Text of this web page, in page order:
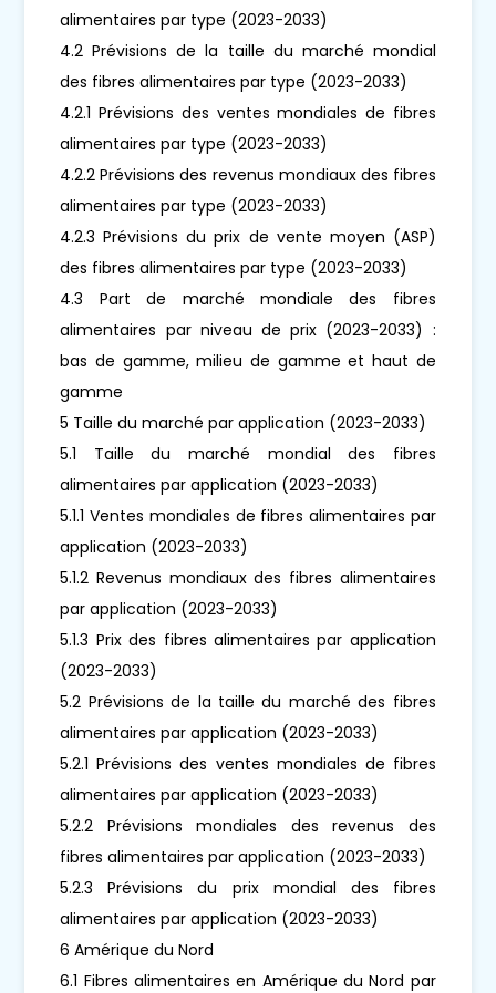
alimentaires par type (2023-2033)
4.2 Prévisions de la taille du marché mondial
des fibres alimentaires par type (2023-2033)
4.2.1 Prévisions des ventes mondiales de fibres
alimentaires par type (2023-2033)
4.2.2 Prévisions des revenus mondiaux des fibres
alimentaires par type (2023-2033)
4.2.3 Prévisions du prix de vente moyen (ASP)
des fibres alimentaires par type (2023-2033)
4.3 Part de marché mondiale des fibres
alimentaires par niveau de prix (2023-2033) :
bas de gamme, milieu de gamme et haut de
gamme
5 Taille du marché par application (2023-2033)
5.1 Taille du marché mondial des fibres
alimentaires par application (2023-2033)
5.1.1 Ventes mondiales de fibres alimentaires par
application (2023-2033)
5.1.2 Revenus mondiaux des fibres alimentaires
par application (2023-2033)
5.1.3 Prix des fibres alimentaires par application
(2023-2033)
5.2 Prévisions de la taille du marché des fibres
alimentaires par application (2023-2033)
5.2.1 Prévisions des ventes mondiales de fibres
alimentaires par application (2023-2033)
5.2.2 Prévisions mondiales des revenus des
fibres alimentaires par application (2023-2033)
5.2.3 Prévisions du prix mondial des fibres
alimentaires par application (2023-2033)
6 Amérique du Nord
6.1 Fibres alimentaires en Amérique du Nord par